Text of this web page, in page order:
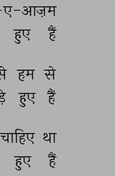
ए-आज़म
हुए हैं
हम से
हुए हैं
चाहिए था
हुए हैं